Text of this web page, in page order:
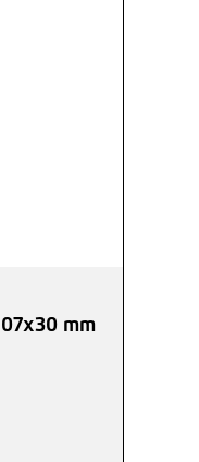
mm